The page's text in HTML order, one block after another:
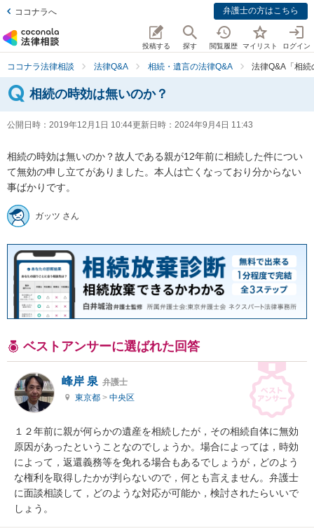
ココナラへ 弁護士の方はこちら
投稿する 探す 閲覧履歴 マイリスト ログイン
ココナラ法律相談 法律Q&A 相続・遺言の法律Q&A 法律Q&A「相
相続の時効は無いのか？
公開日時： 2019年12月1日 10:44更新日時： 2024年9月4日 11:43
相続の時効は無いのか？故人である親が12年前に相続した件につい
て無効の申し立てがありました。本人は亡くなっており分からない
事ばかりです。
ガッツ さん
ベストアンサーに選ばれた回答
峰岸 泉 弁護士
東京都 > 中央区
１２年前に親が何らかの遺産を相続したが，その相続自体に無効
原因があったということなのでしょうか。場合によっては，時効
によって，返還義務等を免れる場合もあるでしょうが，どのよう
な権利を取得したかが判らないので，何とも言えません。弁護士
に面談相談して，どのような対応が可能か，検討されたらいいで
しょう。